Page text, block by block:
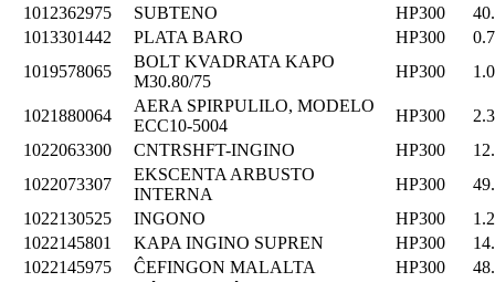
1012362975
SUBTENO HP300
1013301442
PLATA BARO HP300
1019578065
BOLT KVADRATA KAPO
M30.80/75
HP300
1021880064
AERA SPIRPULILO, MODELO
ECC10-5004
HP300
1022063300
CNTRSHFT-INGINO HP300
1022073307
EKSCENTA ARBUSTO
INTERNA
HP300
1022130525
INGONO HP300
1022145801
KAPA INGINO SUPREN HP300
1022145975
ĈEFINGON MALALTA HP300